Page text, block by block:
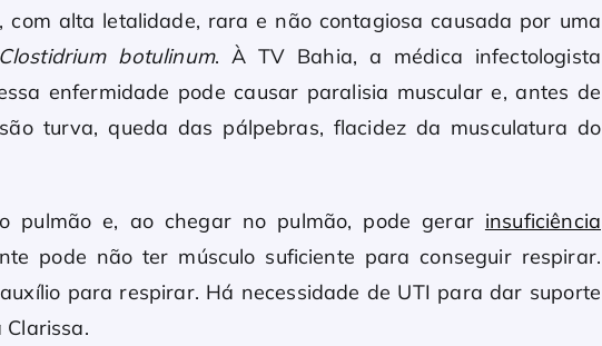
com alta letalidade, rara e não contagiosa causada por uma
Clostidrium botulinum. À TV Bahia, a médica infectologista
enfermidade pode causar paralisia muscular e, antes de
turva, queda das pálpebras, flacidez da musculatura do
pulmão e, ao chegar no pulmão, pode gerar insuficiência
pode não ter músculo suficiente para conseguir respirar.
para respirar. Há necessidade de UTI para dar suporte
Clarissa.